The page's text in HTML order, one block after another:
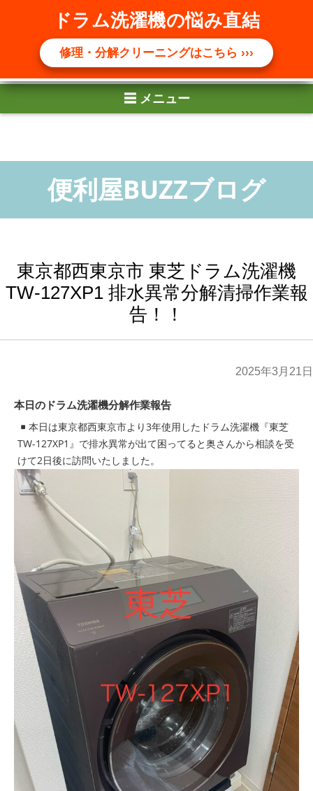
☰ メニュー
ドラム洗濯機の悩み直結
修理・分解クリーニングはこちら ›››
東京都西東京市 東芝ドラム洗濯機
TW-127XP1 排水異常分解清掃作業報
告！！
2025年3月21日
本日のドラム洗濯機分解作業報告
本日は東京都西東京市より3年使用したドラム洗濯機『東芝
TW-127XP1』で排水異常が出て困ってると奥さんから相談を受
けて2日後に訪問いたしました。